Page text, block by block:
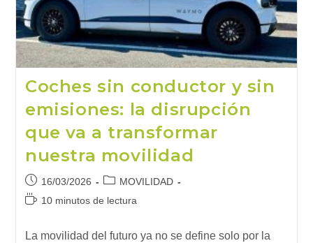
Coches sin conductor y sin
emisiones: la disrupción
que va a transformar
nuestra movilidad
Publicación
de
16/03/2026
Categoría
de
MOVILIDAD
Tiempo
lectura:
10 minutos de lectura
La movilidad del futuro ya no se define solo por la